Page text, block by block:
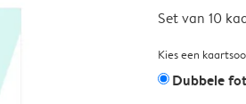
Set van 10
Kies een
Dubbele